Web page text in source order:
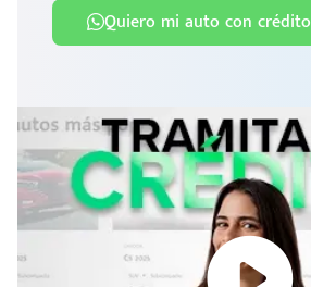
Quiero mi auto con crédito